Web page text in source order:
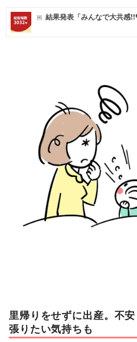
住まい結果発表「みんなで大共感
里帰りをせずに出産。不
張りたい気持ちも